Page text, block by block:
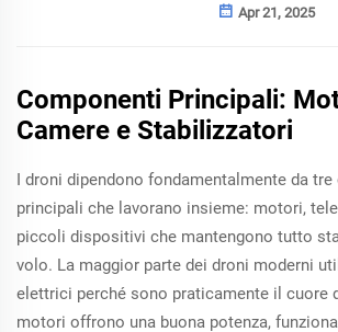
Apr 21, 2025
Componenti Principali:
Camere e Stabilizzatori
I droni dipendono fondamentalmente da
principali che lavorano insieme: motori,
piccoli dispositivi che mantengono tutto
volo. La maggior parte dei droni moderni
elettrici perché sono praticamente il cuore
motori offrono una buona potenza,